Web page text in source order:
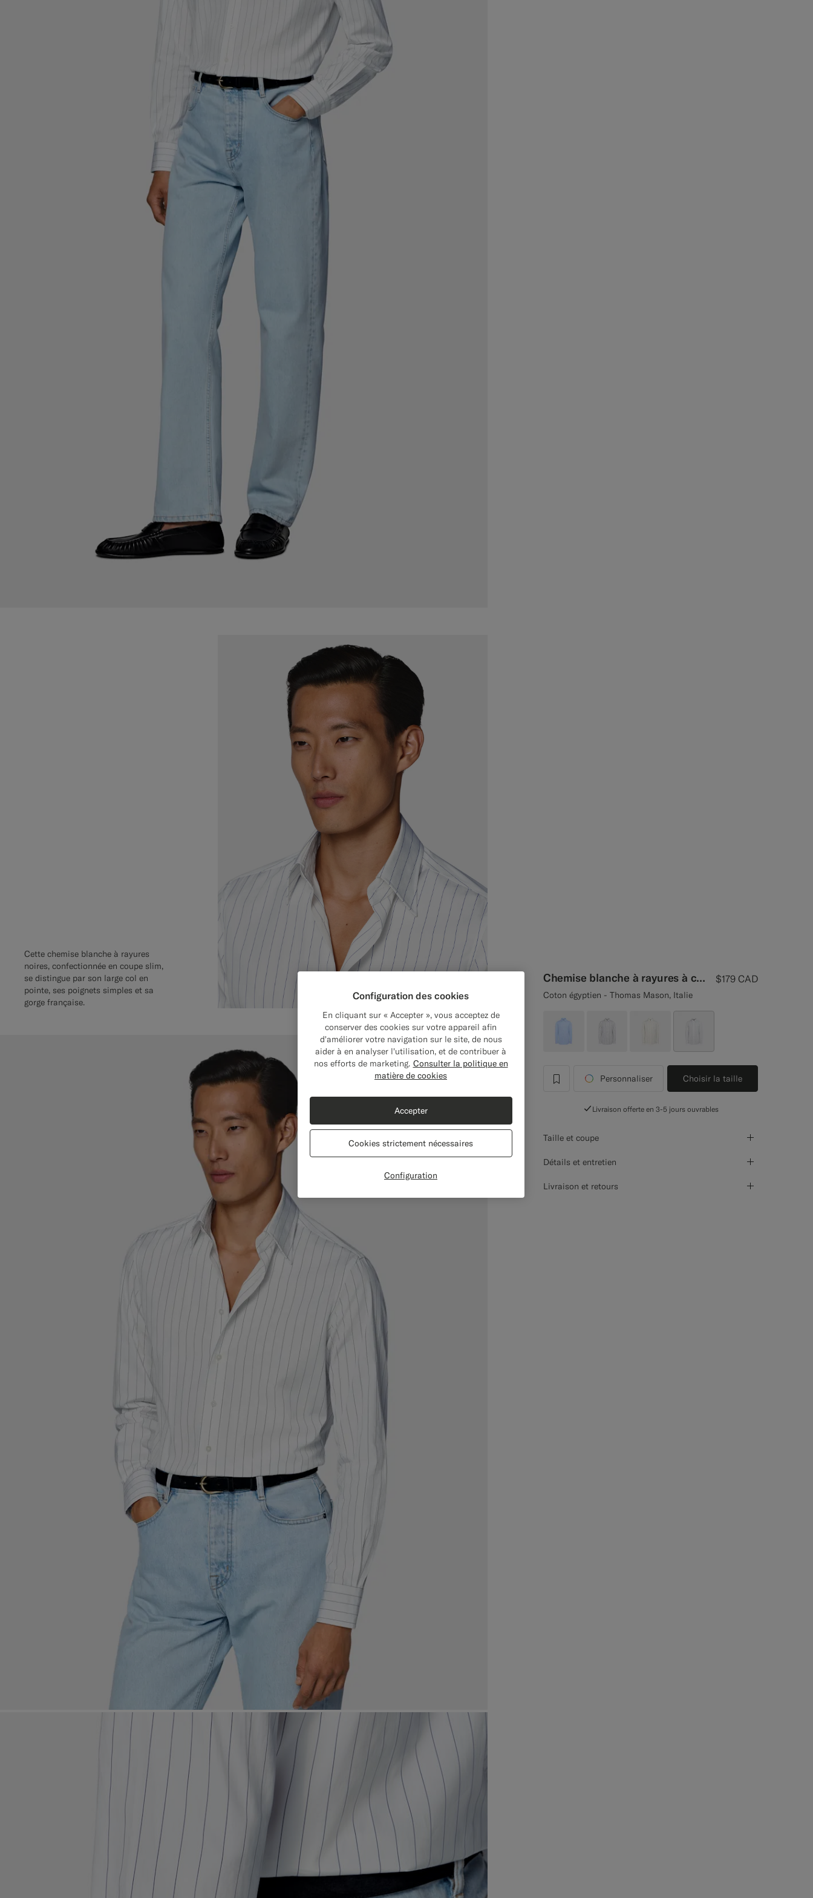
Chemise blanche à rayures à col en pointe $179 CAD
Coton égyptien - Thomas Mason, Italie
label.header.wishlist
Personnaliser Choisir la taille
Livraison offerte en 3-5 jours ouvrables
Taille et coupe
Détails et entretien
Livraison et retours
Cette chemise blanche à rayures
noires, confectionnée en coupe slim,
se distingue par son large col en
pointe, ses poignets simples et sa
gorge française.
Configuration des cookies
En cliquant sur « Accepter », vous acceptez de
conserver des cookies sur votre appareil afin
d'améliorer votre navigation sur le site, de nous
aider à en analyser l'utilisation, et de contribuer à
nos efforts de marketing. Consulter la politique en
matière de cookies
Configuration
Cookies strictement nécessaires
Accepter